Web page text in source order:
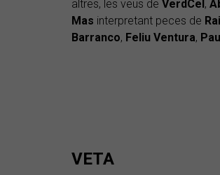
altres, les veus de VerdCel,
Mas interpretant peces de
Barranco, Feliu Ventura,
VETA